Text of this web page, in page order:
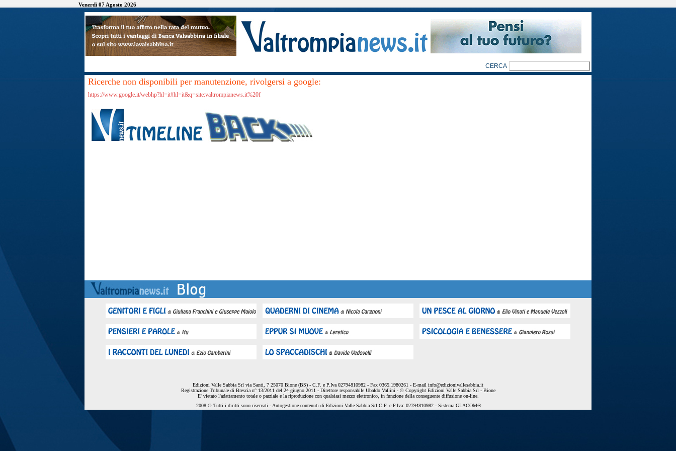
Venerdì 07 Agosto 2026
Ricerche non disponibili per manutenzione, rivolgersi a google:
https://www.google.it/webhp?hl=it#hl=it&q=site:valtrompianews.it%20f
Edizioni Valle Sabbia Srl via Santi, 7 25070 Bione (BS) - C.F. e P.Iva 02794810982 - Fax 0365.1980261 - E-mail info@edizionivallesabbia.it
Registrazione Tribunale di Brescia n° 13/2011 del 24 giugno 2011 - Direttore responsabile Ubaldo Vallini - © Copyright Edizioni Valle Sabbia Srl - Bione
E' vietato l'adattamento totale o parziale e la riproduzione con qualsiasi mezzo elettronico, in funzione della conseguente diffusione on-line.
2008 © Tutti i diritti sono riservati - Autogestione contenuti di Edizioni Valle Sabbia Srl C.F. e P.Iva: 02794810982 - Sistema GLACOM®